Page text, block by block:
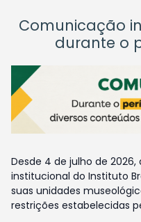
Comunicação
durante o
Desde 4 de julho de
institucional do Instituto
suas unidades
restrições estabelecidas